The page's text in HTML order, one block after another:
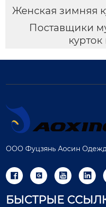
Женская зимняя
Поставщики
курток
ООО Фуцзянь Аосин
   
БЫСТРЫЕ